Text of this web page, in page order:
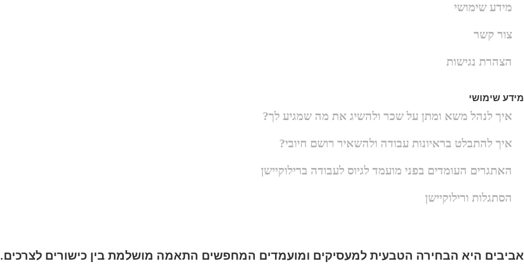
מידע שימושי
צור קשר
הצהרת נגישות
מידע שימושי
איך לנהל משא ומתן על שכר ולהשיג את מה שמגיע לך?
איך להתבלט בראיונות עבודה ולהשאיר רושם חיובי?
האתגרים העומדים בפני מועמד לגיוס לעבודה ברילוקיישן
הסתגלות ורילוקיישן
אביבים היא הבחירה הטבעית למעסיקים ומועמדים המחפשים התאמה מושלמת בין כישורים לצרכים.